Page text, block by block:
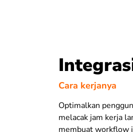
Cara kerjanya
Optimalkan
melacak jam kerja
membuatworkflow